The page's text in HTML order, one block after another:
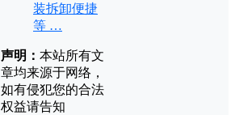
装拆卸便捷
等 …
声明： 本站所有文
章均来源于网络，
如有侵犯您的合法
权益请告知